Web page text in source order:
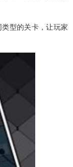
型的关卡，让玩家